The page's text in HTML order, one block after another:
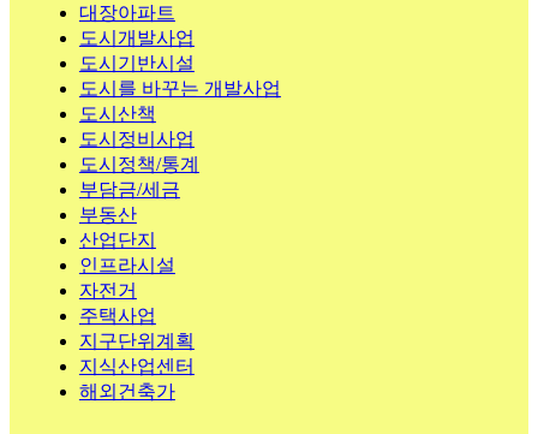
대장아파트
도시개발사업
도시기반시설
도시를 바꾸는 개발사업
도시산책
도시정비사업
도시정책/통계
부담금/세금
부동산
산업단지
인프라시설
자전거
주택사업
지구단위계획
지식산업센터
해외건축가